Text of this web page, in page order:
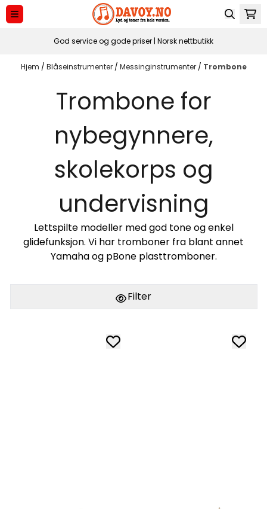
Hopp til innhold
God service og gode priser | Norsk nettbutikk
Hjem / Blåseinstrumenter / Messinginstrumenter / Trombone
Trombone for
nybegynnere,
skolekorps og
undervisning
Lettspilte modeller med god tone og enkel
glidefunksjon. Vi har tromboner fra blant annet
Yamaha og pBone plasttromboner.
Filter